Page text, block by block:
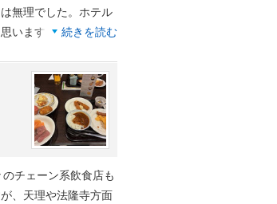
無理でした。ホテル
います。 続きを読む
チェーン系飲食店も
、天理や法隆寺方面